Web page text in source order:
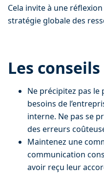
Cela invite à une
stratégie globale des
Les
Ne précipitez pas
besoins de
interne. Ne pas se
des erreurs
Maintenez une
communication
avoir reçu leur